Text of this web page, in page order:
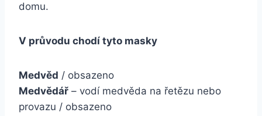
domu.
V průvodu chodí tyto masky
Medvěd / obsazeno
Medvědář – vodí medvěda na řetězu nebo
provazu / obsazeno